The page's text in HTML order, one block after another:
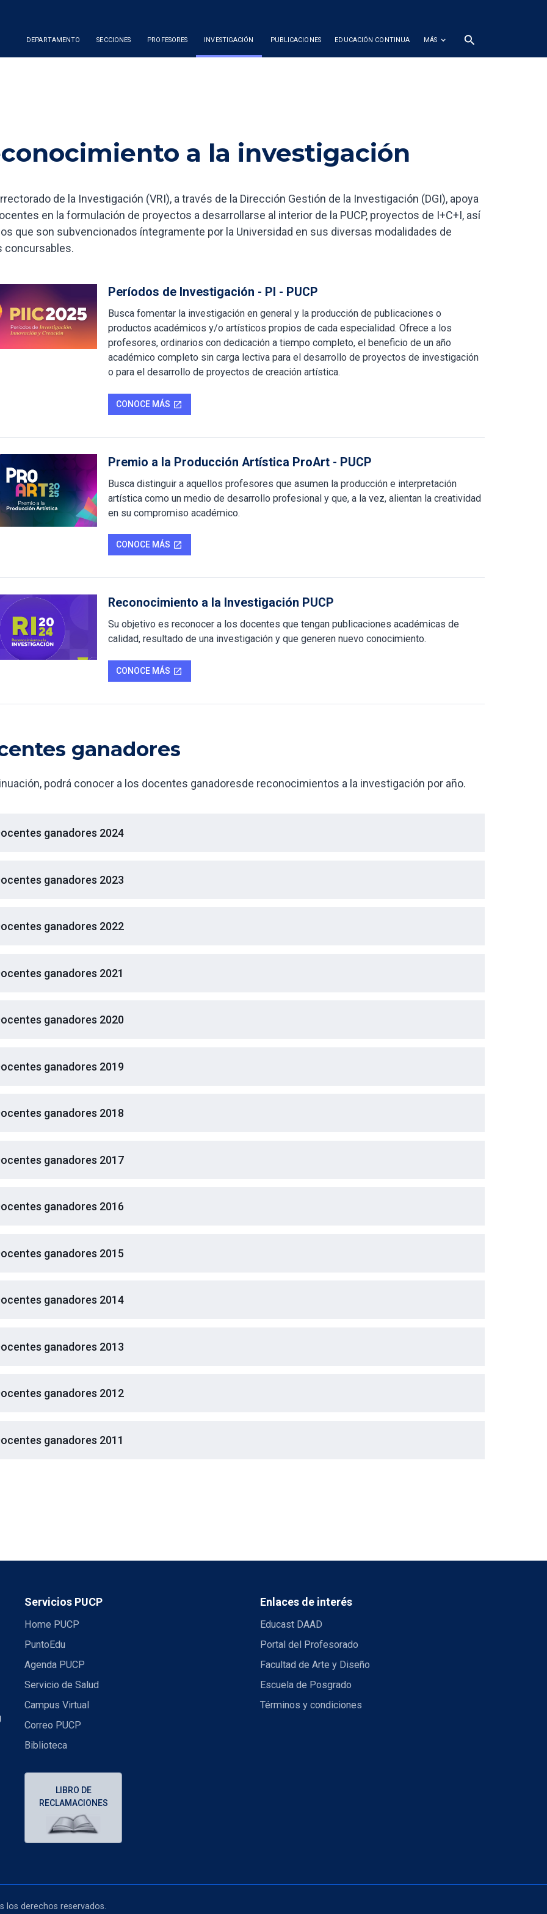
DEPARTAMENTO SECCIONES PROFESORES INVESTIGACIÓN PUBLICACIONES EDUCACIÓN CONTINUA MÁS search
a la investigación
de la Investigación (VRI), a través de la Dirección Gestión de la Investigación (DGI), apoya
en la formulación de proyectos a desarrollarse al interior de la PUCP, proyectos de I+C+I, así
que son subvencionados íntegramente por la Universidad en sus diversas modalidades de
concursables.
Períodos de Investigación - PI - PUCP
Busca fomentar la investigación en general y la producción de publicaciones o
productos académicos y/o artísticos propios de cada especialidad. Ofrece a los
profesores, ordinarios con dedicación a tiempo completo, el beneficio de un año
académico completo sin carga lectiva para el desarrollo de proyectos de investigación
o para el desarrollo de proyectos de creación artística.
CONOCE MÁS open_in_new
Premio a la Producción Artística ProArt - PUCP
Busca distinguir a aquellos profesores que asumen la producción e interpretación
artística como un medio de desarrollo profesional y que, a la vez, alientan la creatividad
en su compromiso académico.
CONOCE MÁS open_in_new
Reconocimiento a la Investigación PUCP
Su objetivo es reconocer a los docentes que tengan publicaciones académicas de
calidad, resultado de una investigación y que generen nuevo conocimiento.
CONOCE MÁS open_in_new
ganadores
podrá conocer a los docentes ganadoresde reconocimientos a la investigación por año.
ganadores 2024
ganadores 2023
ganadores 2022
ganadores 2021
ganadores 2020
ganadores 2019
ganadores 2018
ganadores 2017
ganadores 2016
ganadores 2015
ganadores 2014
ganadores 2013
ganadores 2012
ganadores 2011
Servicios PUCP
Home PUCP
PuntoEdu
Agenda PUCP
Servicio de Salud
Campus Virtual
Correo PUCP
Biblioteca
LIBRO DE
RECLAMACIONES
Enlaces de interés
Educast DAAD
Portal del Profesorado
Facultad de Arte y Diseño
Escuela de Posgrado
Términos y condiciones
los derechos reservados.